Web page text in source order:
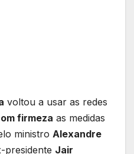
voltou a usar as redes
firmeza as medidas
ministro Alexandre
presidente Jair